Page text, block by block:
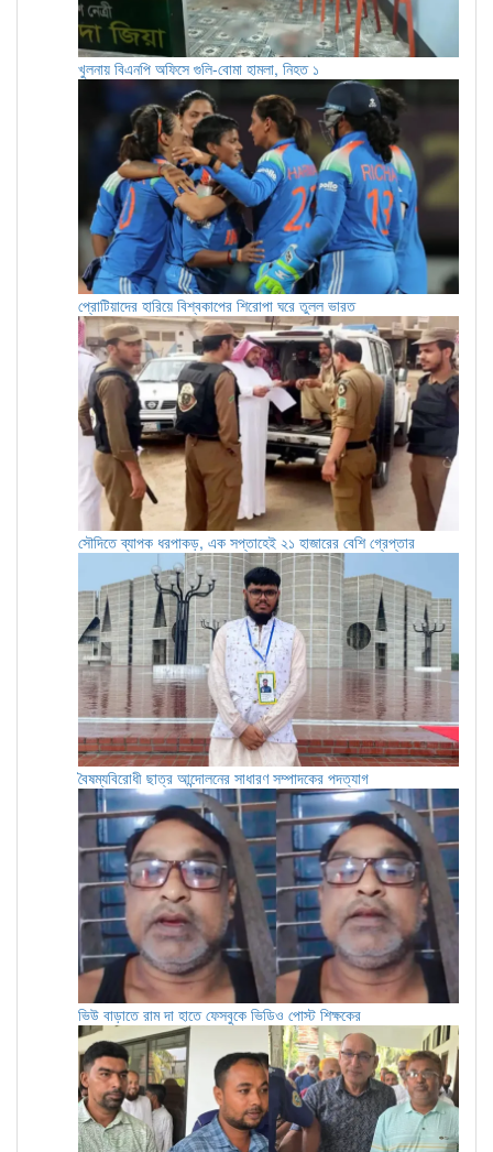
খুলনায় বিএনপি অফিসে গুলি-বোমা হামলা, নিহত ১
প্রোটিয়াদের হারিয়ে বিশ্বকাপের শিরোপা ঘরে তুলল ভারত
সৌদিতে ব্যাপক ধরপাকড়, এক সপ্তাহেই ২১ হাজারের বেশি গ্রেপ্তার
বৈষম্যবিরোধী ছাত্র আন্দোলনের সাধারণ সম্পাদকের পদত্যাগ
ভিউ বাড়াতে রাম দা হাতে ফেসবুকে ভিডিও পোস্ট শিক্ষকের